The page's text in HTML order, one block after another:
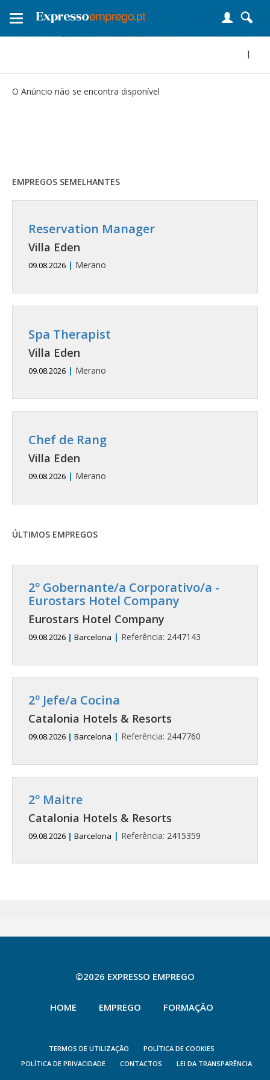
Toggle
|
O Anúncio não se encontra disponível
EMPREGOS SEMELHANTES
Reservation Manager
Villa Eden
09.08.2026 | Merano
Spa Therapist
Villa Eden
09.08.2026 | Merano
Chef de Rang
Villa Eden
09.08.2026 | Merano
ÚLTIMOS EMPREGOS
2º Gobernante/a Corporativo/a -
Eurostars Hotel Company
Eurostars Hotel Company
09.08.2026 | Barcelona | Referência: 2447143
2º Jefe/a Cocina
Catalonia Hotels & Resorts
09.08.2026 | Barcelona | Referência: 2447760
2º Maitre
Catalonia Hotels & Resorts
09.08.2026 | Barcelona | Referência: 2415359
©2026 EXPRESSO EMPREGO
HOME EMPREGO FORMAÇÃO
TERMOS DE UTILIZAÇÃO
POLÍTICA DE COOKIES
POLÍTICA DE PRIVACIDADE
CONTACTOS LEI DA TRANSPARÊNCIA